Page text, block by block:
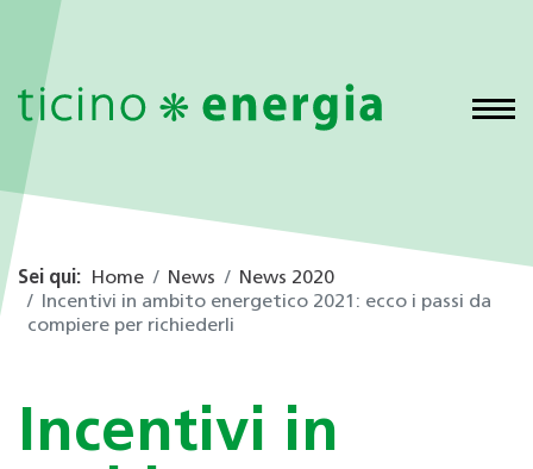
Sei qui: Home News
News 2020
Incentivi in ambito energetico 2021: ecco i passi da
compiere per richiederli
Incentivi in